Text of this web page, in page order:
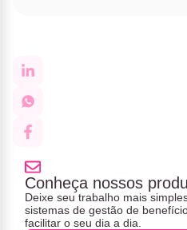
Conheça nossos
Deixe seu trabalho mais
sistemas de gestão de
facilitar o seu dia a dia.